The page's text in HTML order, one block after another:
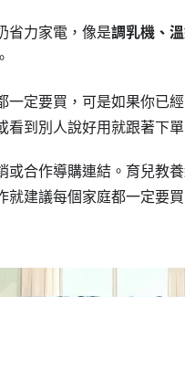
省力家電，像是調乳機、
一定要買，可是如果你已
到別人說好用就跟著下
或合作導購連結。育兒教
就建議每個家庭都一定要